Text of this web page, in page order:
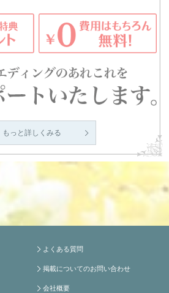
もっと詳しくみる
よくある質問
掲載についてのお問い合わせ
会社概要